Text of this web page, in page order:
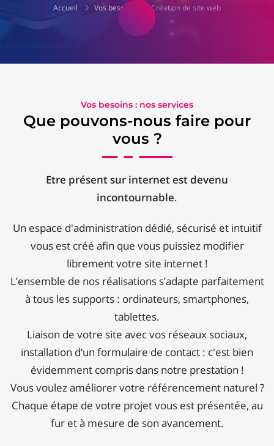
Accueil Vos besoins Création de site web
Vos besoins : nos services
Que pouvons-nous faire pour
vous ?
Etre présent sur internet est devenu
incontournable.
Un espace d'administration dédié, sécurisé et intuitif
vous est créé afin que vous puissiez modifier
librement votre site internet !
L’ensemble de nos réalisations s’adapte parfaitement
à tous les supports : ordinateurs, smartphones,
tablettes.
Liaison de votre site avec vos réseaux sociaux,
installation d’un formulaire de contact : c'est bien
évidemment compris dans notre prestation !
Vous voulez améliorer votre référencement naturel ?
Chaque étape de votre projet vous est présentée, au
fur et à mesure de son avancement.